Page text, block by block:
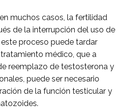
muchos casos, la fertilidad
de la interrupción del uso de
proceso puede tardar
médico, que a
reemplazo de testosterona y
puede ser necesario
de la función testicular y